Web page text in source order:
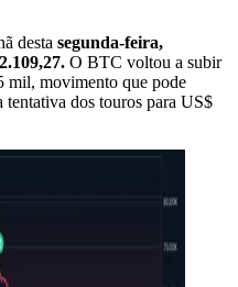
desta segunda-feira,
O BTC voltou a subir
mil, movimento que pode
tentativa dos touros para US$